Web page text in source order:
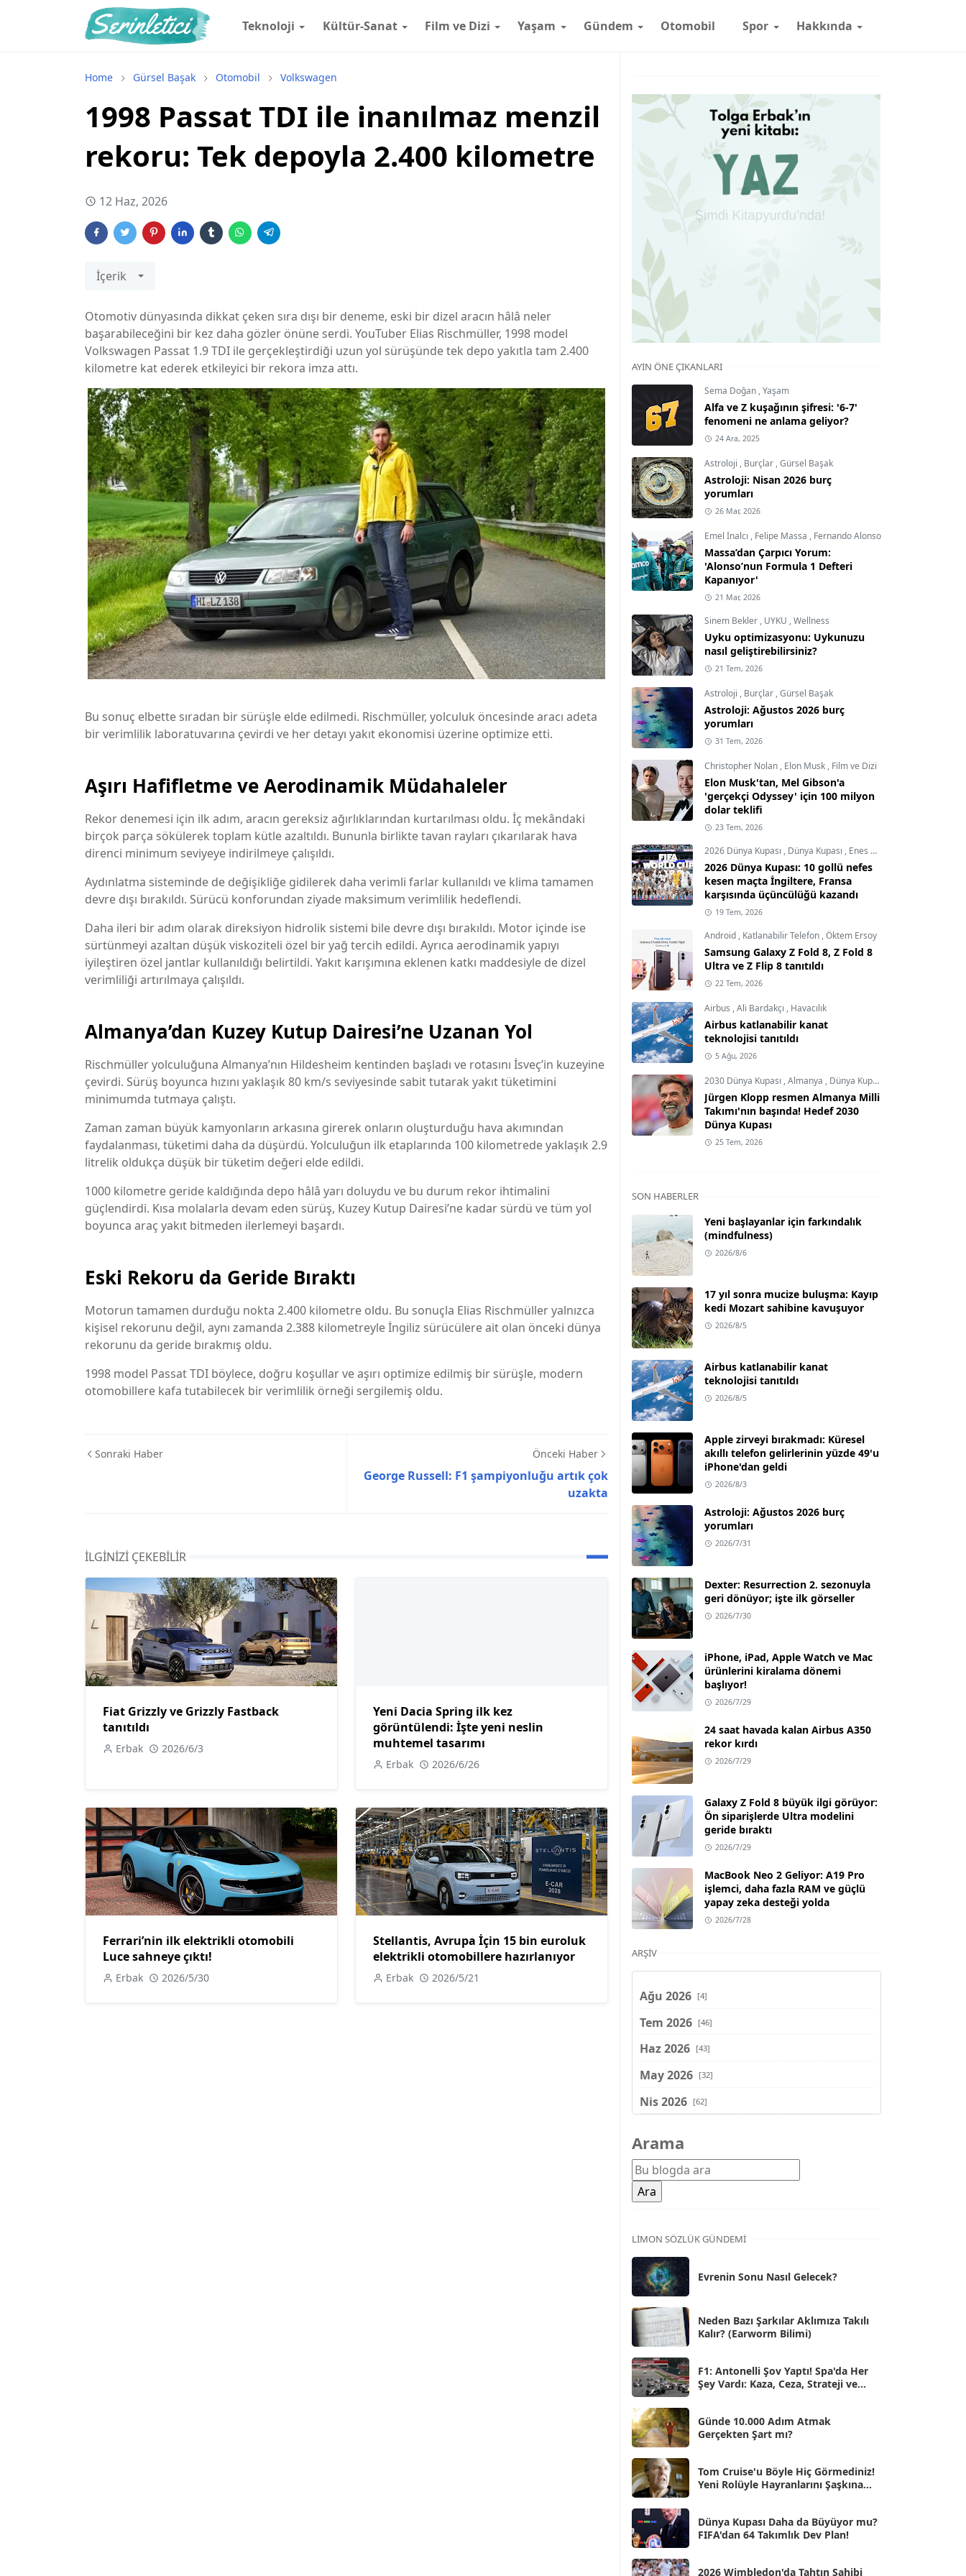
Teknoloji Kültür-Sanat Film ve Dizi Yaşam Gündem Otomobil Spor Hakkında
Home Gürsel Başak Otomobil Volkswagen
1998 Passat TDI ile inanılmaz menzil
rekoru: Tek depoyla 2.400 kilometre
12 Haz, 2026
İçerik
Otomotiv dünyasında dikkat çeken sıra dışı bir deneme, eski bir dizel aracın hâlâ neler
başarabileceğini bir kez daha gözler önüne serdi. YouTuber Elias Rischmüller, 1998 model
Volkswagen Passat 1.9 TDI ile gerçekleştirdiği uzun yol sürüşünde tek depo yakıtla tam 2.400
kilometre kat ederek etkileyici bir rekora imza attı.
Bu sonuç elbette sıradan bir sürüşle elde edilmedi. Rischmüller, yolculuk öncesinde aracı adeta
bir verimlilik laboratuvarına çevirdi ve her detayı yakıt ekonomisi üzerine optimize etti.
Aşırı Hafifletme ve Aerodinamik Müdahaleler
Rekor denemesi için ilk adım, aracın gereksiz ağırlıklarından kurtarılması oldu. İç mekândaki
birçok parça sökülerek toplam kütle azaltıldı. Bununla birlikte tavan rayları çıkarılarak hava
direnci minimum seviyeye indirilmeye çalışıldı.
Aydınlatma sisteminde de değişikliğe gidilerek daha verimli farlar kullanıldı ve klima tamamen
devre dışı bırakıldı. Sürücü konforundan ziyade maksimum verimlilik hedeflendi.
Daha ileri bir adım olarak direksiyon hidrolik sistemi bile devre dışı bırakıldı. Motor içinde ise
sürtünmeyi azaltan düşük viskoziteli özel bir yağ tercih edildi. Ayrıca aerodinamik yapıyı
iyileştiren özel jantlar kullanıldığı belirtildi. Yakıt karışımına eklenen katkı maddesiyle de dizel
verimliliği artırılmaya çalışıldı.
Almanya’dan Kuzey Kutup Dairesi’ne Uzanan Yol
Rischmüller yolculuğuna Almanya’nın Hildesheim kentinden başladı ve rotasını İsveç’in kuzeyine
çevirdi. Sürüş boyunca hızını yaklaşık 80 km/s seviyesinde sabit tutarak yakıt tüketimini
minimumda tutmaya çalıştı.
Zaman zaman büyük kamyonların arkasına girerek onların oluşturduğu hava akımından
faydalanması, tüketimi daha da düşürdü. Yolculuğun ilk etaplarında 100 kilometrede yaklaşık 2.9
litrelik oldukça düşük bir tüketim değeri elde edildi.
1000 kilometre geride kaldığında depo hâlâ yarı doluydu ve bu durum rekor ihtimalini
güçlendirdi. Kısa molalarla devam eden sürüş, Kuzey Kutup Dairesi’ne kadar sürdü ve tüm yol
boyunca araç yakıt bitmeden ilerlemeyi başardı.
Eski Rekoru da Geride Bıraktı
Motorun tamamen durduğu nokta 2.400 kilometre oldu. Bu sonuçla Elias Rischmüller yalnızca
kişisel rekorunu değil, aynı zamanda 2.388 kilometreyle İngiliz sürücülere ait olan önceki dünya
rekorunu da geride bırakmış oldu.
1998 model Passat TDI böylece, doğru koşullar ve aşırı optimize edilmiş bir sürüşle, modern
otomobillere kafa tutabilecek bir verimlilik örneği sergilemiş oldu.
Sonraki Haber Önceki Haber
George Russell: F1 şampiyonluğu artık çok
uzakta
İLGINIZI ÇEKEBILIR
Fiat Grizzly ve Grizzly Fastback
tanıtıldı
Erbak 2026/6/3
Yeni Dacia Spring ilk kez
görüntülendi: İşte yeni neslin
muhtemel tasarımı
Erbak 2026/6/26
Ferrari’nin ilk elektrikli otomobili
Luce sahneye çıktı!
Erbak 2026/5/30
Stellantis, Avrupa İçin 15 bin euroluk
elektrikli otomobillere hazırlanıyor
Erbak 2026/5/21
AYIN ÖNE ÇIKANLARI
Sema Doğan ,Yaşam
Alfa ve Z kuşağının şifresi: '6-7'
fenomeni ne anlama geliyor?
24 Ara, 2025
Astroloji , Burçlar ,Gürsel Başak
Astroloji: Nisan 2026 burç
yorumları
26 Mar, 2026
Emel İnalcı , Felipe Massa , Fernando Alonso
Massa’dan Çarpıcı Yorum:
'Alonso’nun Formula 1 Defteri
Kapanıyor'
21 Mar, 2026
Sinem Bekler , UYKU ,Wellness
Uyku optimizasyonu: Uykunuzu
nasıl geliştirebilirsiniz?
21 Tem, 2026
Astroloji , Burçlar ,Gürsel Başak
Astroloji: Ağustos 2026 burç
yorumları
31 Tem, 2026
Christopher Nolan , Elon Musk , Film ve Dizi
Elon Musk'tan, Mel Gibson'a
'gerçekçi Odyssey' için 100 milyon
dolar teklifi
23 Tem, 2026
2026 Dünya Kupası , Dünya Kupası , Enes Demircioğlu
2026 Dünya Kupası: 10 gollü nefes
kesen maçta İngiltere, Fransa
karşısında üçüncülüğü kazandı
19 Tem, 2026
Android , Katlanabilir Telefon ,Öktem Ersoy
Samsung Galaxy Z Fold 8, Z Fold 8
Ultra ve Z Flip 8 tanıtıldı
22 Tem, 2026
Airbus ,Ali Bardakçı , Havacılık
Airbus katlanabilir kanat
teknolojisi tanıtıldı
5 Ağu, 2026
2030 Dünya Kupası ,Almanya , Dünya Kupası
Jürgen Klopp resmen Almanya Milli
Takımı'nın başında! Hedef 2030
Dünya Kupası
25 Tem, 2026
SON HABERLER
Yeni başlayanlar için farkındalık
(mindfulness)
2026/8/6
17 yıl sonra mucize buluşma: Kayıp
kedi Mozart sahibine kavuşuyor
2026/8/5
Airbus katlanabilir kanat
teknolojisi tanıtıldı
2026/8/5
Apple zirveyi bırakmadı: Küresel
akıllı telefon gelirlerinin yüzde 49'u
iPhone'dan geldi
2026/8/3
Astroloji: Ağustos 2026 burç
yorumları
2026/7/31
Dexter: Resurrection 2. sezonuyla
geri dönüyor; işte ilk görseller
2026/7/30
iPhone, iPad, Apple Watch ve Mac
ürünlerini kiralama dönemi
başlıyor!
2026/7/29
24 saat havada kalan Airbus A350
rekor kırdı
2026/7/29
Galaxy Z Fold 8 büyük ilgi görüyor:
Ön siparişlerde Ultra modelini
geride bıraktı
2026/7/29
MacBook Neo 2 Geliyor: A19 Pro
işlemci, daha fazla RAM ve güçlü
yapay zeka desteği yolda
2026/7/28
ARŞIV
Ağu 2026 [4]
Tem 2026 [46]
Haz 2026 [43]
May 2026 [32]
Nis 2026 [62]
Şub 2026
Oca 2026 [72]
Ara 2025
Kas 2025
Eki 2025
Eyl 2025
Ağu 2025
Tem 2025 [45]
Haz 2025
May 2025 [54]
Nis 2025 [56]
Mar 2025
Şub 2025 [57]
Oca 2025
Ara 2024 [25]
Kas 2024
Arama
LIMON SÖZLÜK GÜNDEMI
Evrenin Sonu Nasıl Gelecek?
Neden Bazı Şarkılar Aklımıza Takılı
Kalır? (Earworm Bilimi)
F1: Antonelli Şov Yaptı! Spa'da Her
Şey Vardı: Kaza, Ceza, Strateji ve
Günde 10.000 Adım Atmak
Gerçekten Şart mı?
Tom Cruise'u Böyle Hiç Görmediniz!
Yeni Rolüyle Hayranlarını Şaşkına
Dünya Kupası Daha da Büyüyor mu?
FIFA'dan 64 Takımlık Dev Plan!
2026 Wimbledon'da Tahtın Sahibi